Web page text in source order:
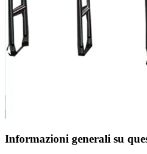
Informazioni generali su